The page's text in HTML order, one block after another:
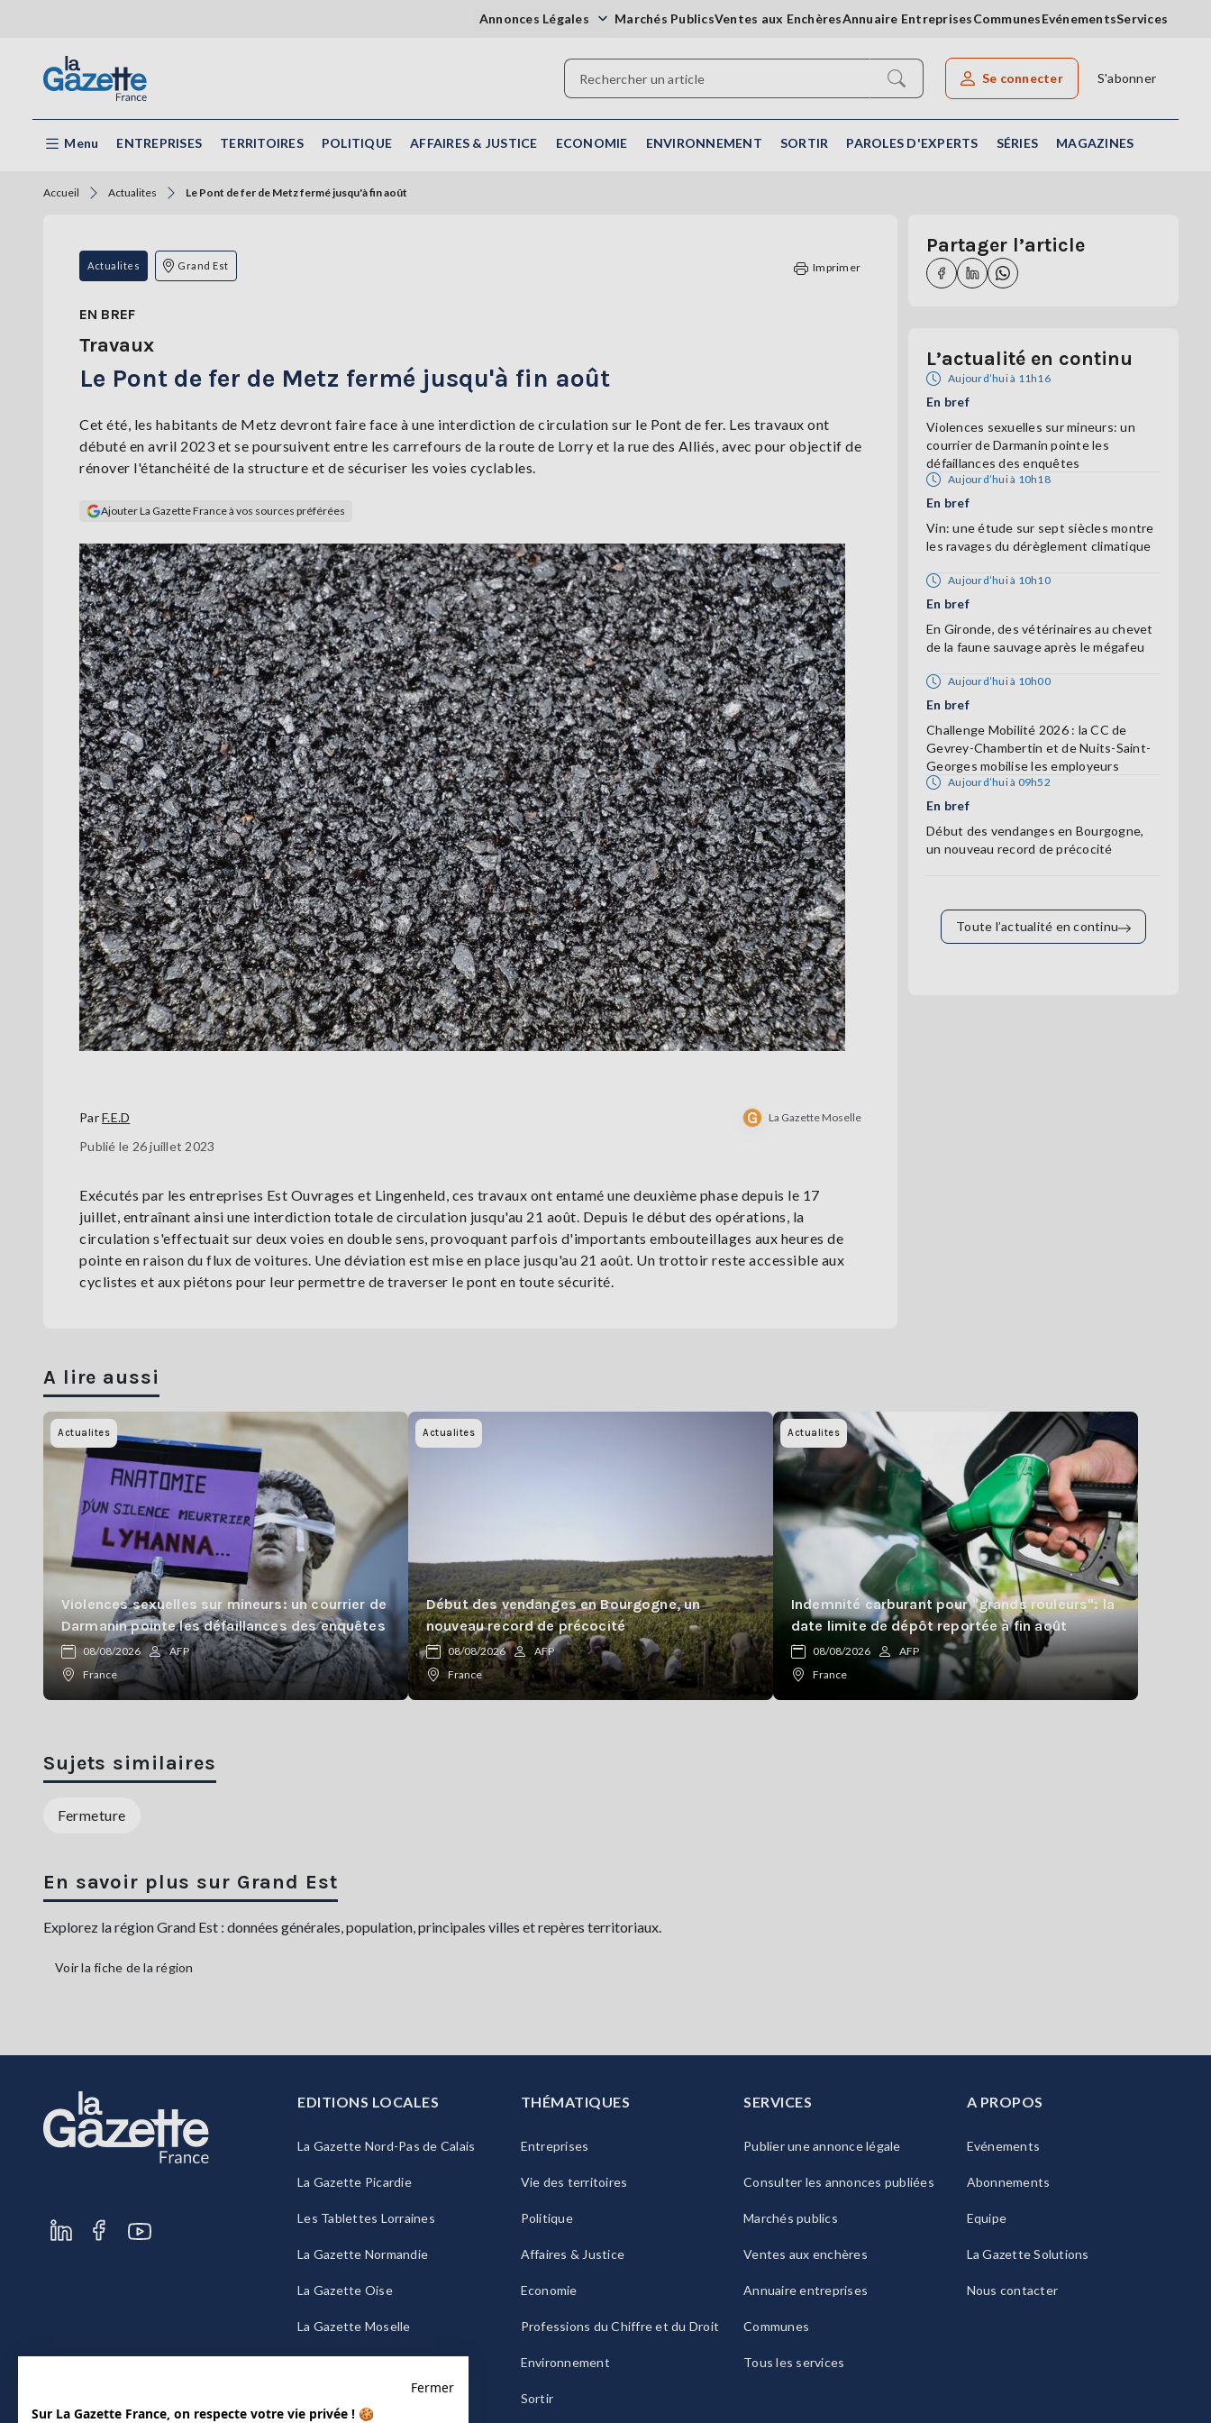
Annonces Légales Marchés PublicsVentes aux EnchèresAnnuaire EntreprisesCommunesEvénementsServices
Rechercher un article
Se connecter S'abonner
Menu ENTREPRISES TERRITOIRES POLITIQUE AFFAIRES & JUSTICE ECONOMIE ENVIRONNEMENT SORTIR PAROLES D'EXPERTS SÉRIES MAGAZINES
Accueil Actualites Le Pont de fer de Metz fermé jusqu'à fin août
Actualites Grand Est Imprimer
EN BREF
Travaux
Le Pont de fer de Metz fermé jusqu'à fin août
Cet été, les habitants de Metz devront faire face à une interdiction de circulation sur le Pont de fer. Les travaux ont
débuté en avril 2023 et se poursuivent entre les carrefours de la route de Lorry et la rue des Alliés, avec pour objectif de
rénover l'étanchéité de la structure et de sécuriser les voies cyclables.
Ajouter La Gazette France à vos sources préférées
ParF.E.D La Gazette Moselle
Publié le 26 juillet 2023
Exécutés par les entreprises Est Ouvrages et Lingenheld, ces travaux ont entamé une deuxième phase depuis le 17
juillet, entraînant ainsi une interdiction totale de circulation jusqu'au 21 août. Depuis le début des opérations, la
circulation s'effectuait sur deux voies en double sens, provoquant parfois d'importants embouteillages aux heures de
pointe en raison du flux de voitures. Une déviation est mise en place jusqu'au 21 août. Un trottoir reste accessible aux
cyclistes et aux piétons pour leur permettre de traverser le pont en toute sécurité.
Partager l’article
L’actualité en continu
Aujourd’hui à 11h16
En bref
Violences sexuelles sur mineurs: un
courrier de Darmanin pointe les
défaillances des enquêtes
Aujourd’hui à 10h18
En bref
Vin: une étude sur sept siècles montre
les ravages du dérèglement climatique
Aujourd’hui à 10h10
En bref
En Gironde, des vétérinaires au chevet
de la faune sauvage après le mégafeu
Aujourd’hui à 10h00
En bref
Challenge Mobilité 2026 : la CC de
Gevrey-Chambertin et de Nuits-Saint-
Georges mobilise les employeurs
Aujourd’hui à 09h52
En bref
Début des vendanges en Bourgogne,
un nouveau record de précocité
Toute l’actualité en continu
A lire aussi
Actualites
Violences sexuelles sur mineurs: un courrier de
Darmanin pointe les défaillances des enquêtes
08/08/2026
AFP
France
Actualites
Début des vendanges en Bourgogne, un
nouveau record de précocité
08/08/2026
AFP
France
Actualites
Indemnité carburant pour "grands rouleurs": la
date limite de dépôt reportée à fin août
08/08/2026
AFP
France
Sujets similaires
Fermeture
En savoir plus sur Grand Est
Explorez la région Grand Est : données générales, population, principales villes et repères territoriaux.
Voir la fiche de la région
EDITIONS LOCALES
La Gazette Nord-Pas de Calais
La Gazette Picardie
Les Tablettes Lorraines
La Gazette Normandie
La Gazette Oise
La Gazette Moselle
THÉMATIQUES
Entreprises
Vie des territoires
Politique
Affaires & Justice
Economie
Professions du Chiffre et du Droit
Environnement
Sortir
SERVICES
Publier une annonce légale
Consulter les annonces publiées
Marchés publics
Ventes aux enchères
Annuaire entreprises
Communes
Tous les services
A PROPOS
Evénements
Abonnements
Equipe
La Gazette Solutions
Nous contacter
Fermer
Sur La Gazette France, on respecte votre vie privée ! 🍪